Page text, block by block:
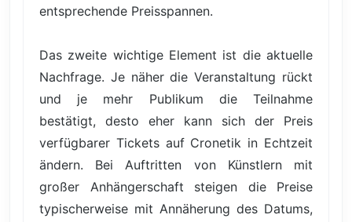
entsprechende Preisspannen.
Das zweite wichtige Element ist die aktuelle
Nachfrage. Je näher die Veranstaltung rückt
und je mehr Publikum die Teilnahme
bestätigt, desto eher kann sich der Preis
verfügbarer Tickets auf Cronetik in Echtzeit
ändern. Bei Auftritten von Künstlern mit
großer Anhängerschaft steigen die Preise
typischerweise mit Annäherung des Datums,